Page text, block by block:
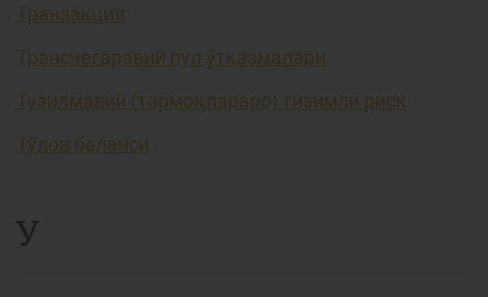
Транзакция
Трансчегаравий пул ўтказмалари
Тузилмавий (тармоқлараро) тизимли риск
Тўлов баланси
У